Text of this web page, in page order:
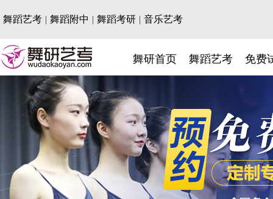
舞蹈艺考 | 舞蹈附中 | 舞蹈考研 | 音乐艺考
舞研首页 舞蹈艺考 免费